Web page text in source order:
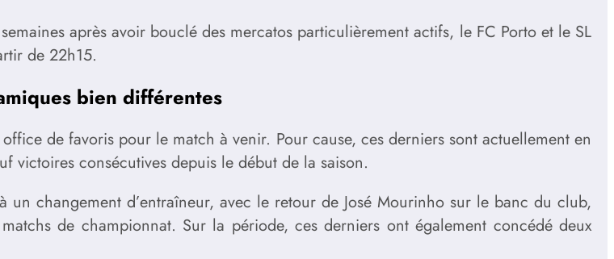
après avoir bouclé des mercatos particulièrement actifs, le FC Porto et le SL
de 22h15.
bien différentes
de favoris pour le match à venir. Pour cause, ces derniers sont actuellement en
victoires consécutives depuis le début de la saison.
changement d’entraîneur, avec le retour de José Mourinho sur le banc du club,
de championnat. Sur la période, ces derniers ont également concédé deux